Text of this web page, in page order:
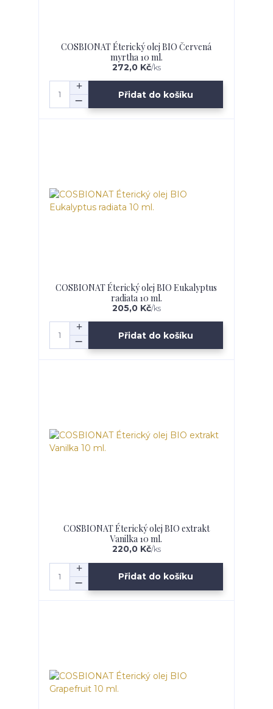
COSBIONAT Éterický olej BIO Červená
myrtha 10 ml.
272,0 Kč/ks
Přidat do košíku
COSBIONAT Éterický olej BIO Eukalyptus
radiata 10 ml.
205,0 Kč/ks
Přidat do košíku
COSBIONAT Éterický olej BIO extrakt
Vanilka 10 ml.
220,0 Kč/ks
Přidat do košíku